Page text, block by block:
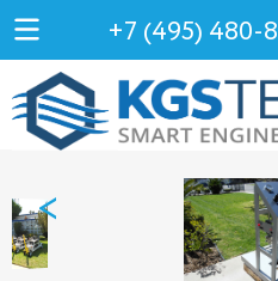
+7 (495) 480-
<